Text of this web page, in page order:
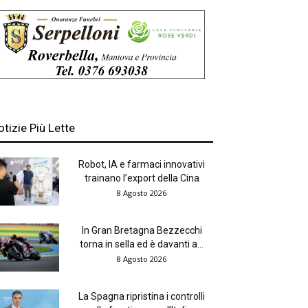
Più Lette
Robot, IA e farmaci innovativi
trainano l’export della Cina
8 Agosto 2026
In Gran Bretagna Bezzecchi
torna in sella ed è davanti a...
8 Agosto 2026
La Spagna ripristina i controlli